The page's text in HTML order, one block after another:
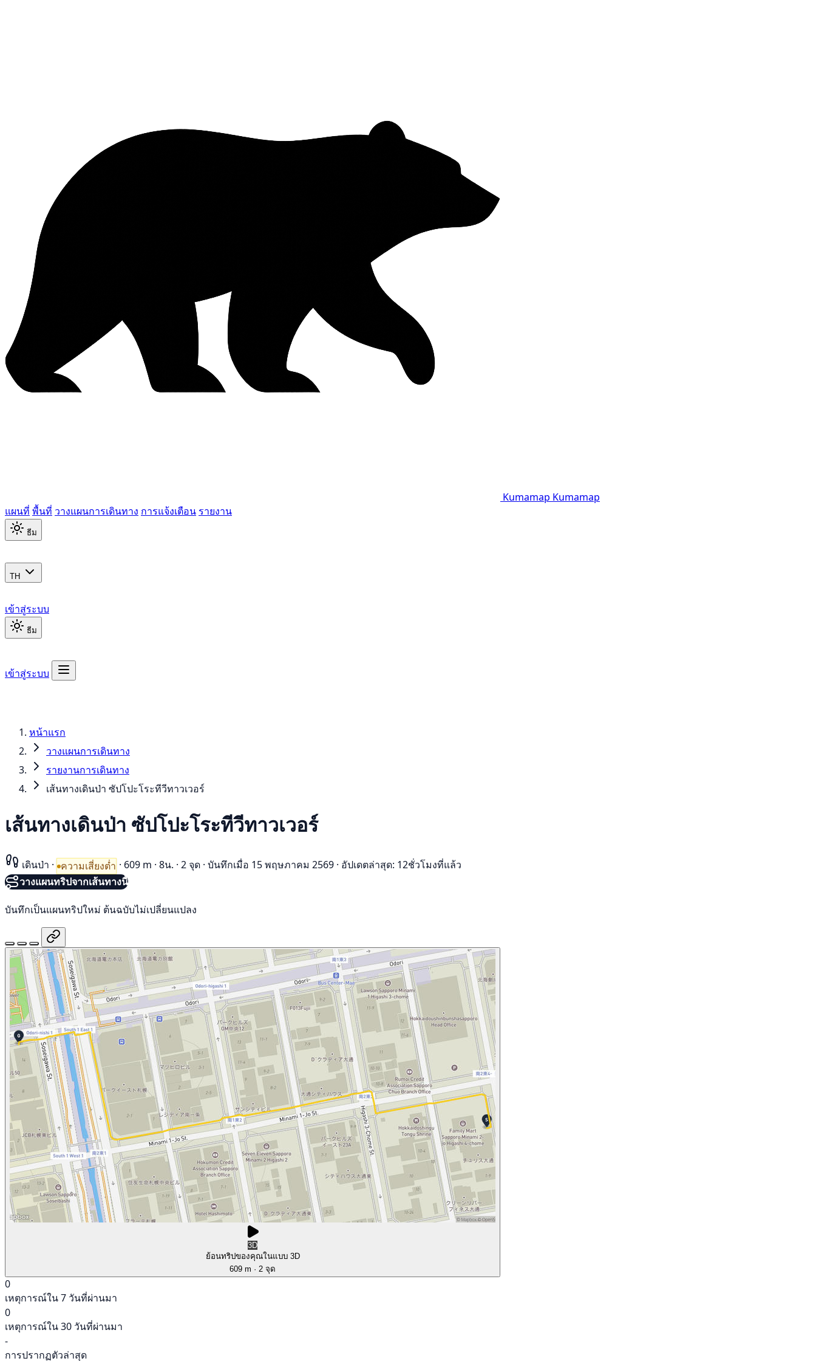
Kumamap Kumamap
แผนที่ พื้นที่ วางแผนการเดินทาง การแจ้งเตือน รายงาน
ธีม
TH
เข้าสู่ระบบ
ธีม
เข้าสู่ระบบ
หน้าแรก
วางแผนการเดินทาง
รายงานการเดินทาง
เส้นทางเดินป่า ซัปโปะโระทีวีทาวเวอร์
เส้นทางเดินป่า ซัปโปะโระทีวีทาวเวอร์
เดินป่า · ความเสี่ยงต่ำ · 609 m · 8น. · 2 จุด · บันทึกเมื่อ 15 พฤษภาคม 2569 · อัปเดตล่าสุด: 12ชั่วโมงที่แล้ว
วางแผนทริปจากเส้นทางนี้
บันทึกเป็นแผนทริปใหม่ ต้นฉบับไม่เปลี่ยนแปลง
3D
ย้อนทริปของคุณในแบบ 3D
609 m · 2 จุด
0
เหตุการณ์ใน 7 วันที่ผ่านมา
0
เหตุการณ์ใน 30 วันที่ผ่านมา
-
การปรากฏตัวล่าสุด